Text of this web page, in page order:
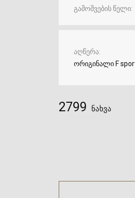
გამოშვების წელი
აღწერა
ორიგინალი F
2799 ნახვა